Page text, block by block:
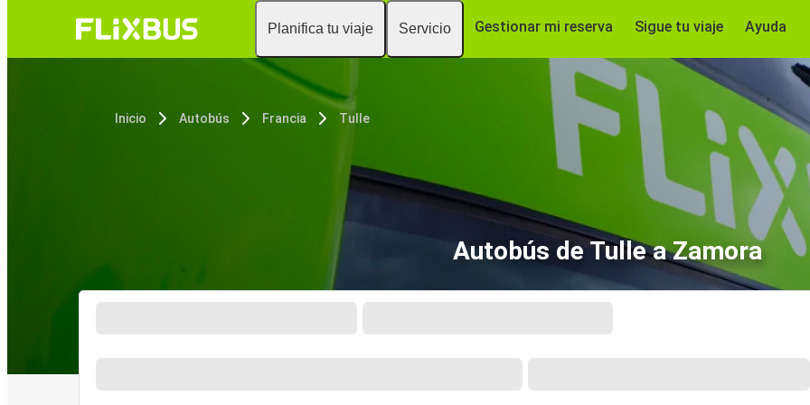
Planifica tu viaje Servicio Gestionar mi reserva Sigue tu viaje Ayuda
Inicio Autobús Francia Tulle
Autobús de Tulle a Zamora